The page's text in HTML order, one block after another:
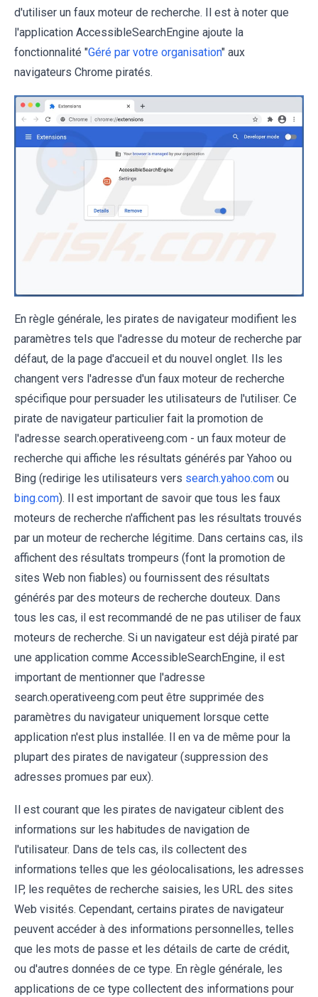
d'utiliser un faux moteur de recherche. Il est à noter que
l'application AccessibleSearchEngine ajoute la
fonctionnalité "Géré par votre organisation" aux
navigateurs Chrome piratés.
En règle générale, les pirates de navigateur modifient les
paramètres tels que l'adresse du moteur de recherche par
défaut, de la page d'accueil et du nouvel onglet. Ils les
changent vers l'adresse d'un faux moteur de recherche
spécifique pour persuader les utilisateurs de l'utiliser. Ce
pirate de navigateur particulier fait la promotion de
l'adresse search.operativeeng.com - un faux moteur de
recherche qui affiche les résultats générés par Yahoo ou
Bing (redirige les utilisateurs vers search.yahoo.com ou
bing.com). Il est important de savoir que tous les faux
moteurs de recherche n'affichent pas les résultats trouvés
par un moteur de recherche légitime. Dans certains cas, ils
affichent des résultats trompeurs (font la promotion de
sites Web non fiables) ou fournissent des résultats
générés par des moteurs de recherche douteux. Dans
tous les cas, il est recommandé de ne pas utiliser de faux
moteurs de recherche. Si un navigateur est déjà piraté par
une application comme AccessibleSearchEngine, il est
important de mentionner que l'adresse
search.operativeeng.com peut être supprimée des
paramètres du navigateur uniquement lorsque cette
application n'est plus installée. Il en va de même pour la
plupart des pirates de navigateur (suppression des
adresses promues par eux).
Il est courant que les pirates de navigateur ciblent des
informations sur les habitudes de navigation de
l'utilisateur. Dans de tels cas, ils collectent des
informations telles que les géolocalisations, les adresses
IP, les requêtes de recherche saisies, les URL des sites
Web visités. Cependant, certains pirates de navigateur
peuvent accéder à des informations personnelles, telles
que les mots de passe et les détails de carte de crédit,
ou d'autres données de ce type. En règle générale, les
applications de ce type collectent des informations pour